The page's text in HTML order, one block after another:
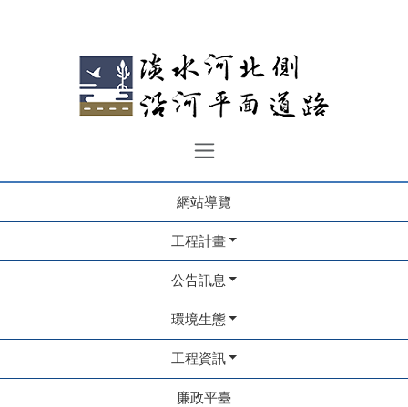
網站導覽
工程計畫
公告訊息
環境生態
工程資訊
廉政平臺